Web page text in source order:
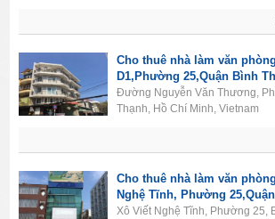
Cho thuê nhà làm văn
D1,Phường 25,Quận Bình
Đường Nguyễn Văn Thương,
Thạnh, Hồ Chí Minh, Vietnam
Cho thuê nhà làm văn
Nghệ Tĩnh, Phường
Xô Viết Nghệ Tĩnh, Phường 25,